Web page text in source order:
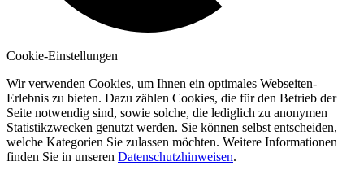
Cookie-Einstellungen
Wir verwenden Cookies, um Ihnen ein optimales Webseiten-
Erlebnis zu bieten. Dazu zählen Cookies, die für den Betrieb der
Seite notwendig sind, sowie solche, die lediglich zu anonymen
Statistikzwecken genutzt werden. Sie können selbst entscheiden,
welche Kategorien Sie zulassen möchten. Weitere Informationen
finden Sie in unseren Datenschutzhinweisen.